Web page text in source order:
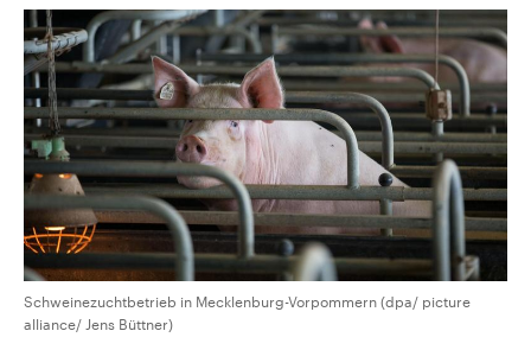
Schweinezuchtbetrieb in Mecklenburg-Vorpommern (dpa/ picture
alliance/ Jens Büttner)